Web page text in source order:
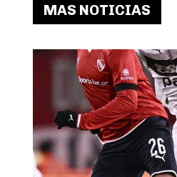
MAS NOTICIAS